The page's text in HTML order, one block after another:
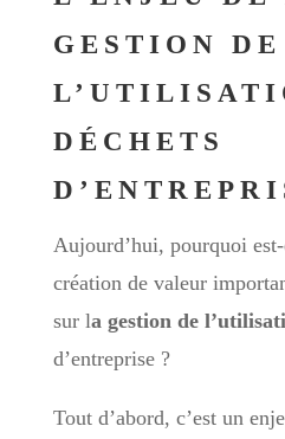
GESTION DE
DÉCHETS
Aujourd’hui, pourquoi
création de valeur
sur la gestion de
d’entreprise ?
Tout d’abord, c’est un